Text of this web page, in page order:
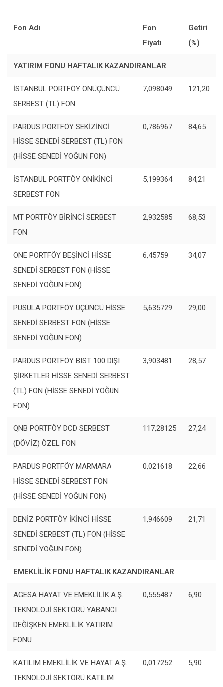
Fon Adı
Fon
Fiyatı
Getiri
(%)
YATIRIM FONU HAFTALIK KAZANDIRANLAR
İSTANBUL PORTFÖY ONÜÇÜNCÜ
SERBEST (TL) FON
7,098049 121,20
PARDUS PORTFÖY SEKİZİNCİ
HİSSE SENEDİ SERBEST (TL) FON
(HİSSE SENEDİ YOĞUN FON)
0,786967 84,65
İSTANBUL PORTFÖY ONİKİNCİ
SERBEST FON
5,199364 84,21
MT PORTFÖY BİRİNCİ SERBEST
FON
2,932585 68,53
ONE PORTFÖY BEŞİNCİ HİSSE
SENEDİ SERBEST FON (HİSSE
SENEDİ YOĞUN FON)
6,45759 34,07
PUSULA PORTFÖY ÜÇÜNCÜ HİSSE
SENEDİ SERBEST FON (HİSSE
SENEDİ YOĞUN FON)
5,635729 29,00
PARDUS PORTFÖY BIST 100 DIŞI
ŞİRKETLER HİSSE SENEDİ SERBEST
(TL) FON (HİSSE SENEDİ YOĞUN
FON)
3,903481 28,57
QNB PORTFÖY DCD SERBEST
(DÖVİZ) ÖZEL FON
117,28125 27,24
PARDUS PORTFÖY MARMARA
HİSSE SENEDİ SERBEST FON
(HİSSE SENEDİ YOĞUN FON)
0,021618 22,66
DENİZ PORTFÖY İKİNCİ HİSSE
SENEDİ SERBEST (TL) FON (HİSSE
SENEDİ YOĞUN FON)
1,946609 21,71
EMEKLİLİK FONU HAFTALIK KAZANDIRANLAR
AGESA HAYAT VE EMEKLİLİK A.Ş.
TEKNOLOJİ SEKTÖRÜ YABANCI
DEĞİŞKEN EMEKLİLİK YATIRIM
FONU
0,555487 6,90
KATILIM EMEKLİLİK VE HAYAT A.Ş.
TEKNOLOJİ SEKTÖRÜ KATILIM
0,017252 5,90